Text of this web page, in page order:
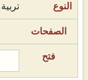
تربية